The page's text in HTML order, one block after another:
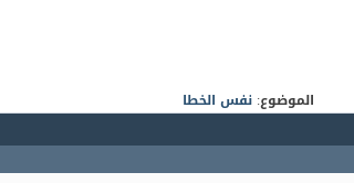
الموضوع:نفس الخطا